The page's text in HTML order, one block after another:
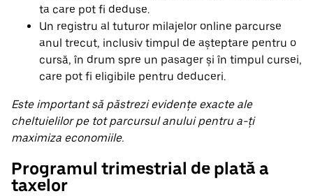
ta care pot fi deduse.
Un registru al tuturor milajelor online parcurse
anul trecut, inclusiv timpul de așteptare pentru o
cursă, în drum spre un pasager și în timpul cursei,
care pot fi eligibile pentru deduceri.
Este important să păstrezi evidențe exacte ale
cheltuielilor pe tot parcursul anului pentru a-ți
maximiza economiile.
Programul trimestrial de plată a
taxelor